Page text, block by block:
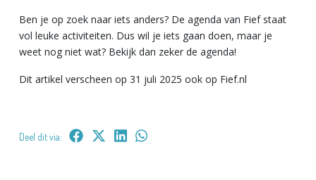
Ben je op zoek naar iets anders? De agenda van Fief staat
vol leuke activiteiten. Dus wil je iets gaan doen, maar je
weet nog niet wat? Bekijk dan zeker de agenda!
Dit artikel verscheen op 31 juli 2025 ook op Fief.nl
Deel dit via: